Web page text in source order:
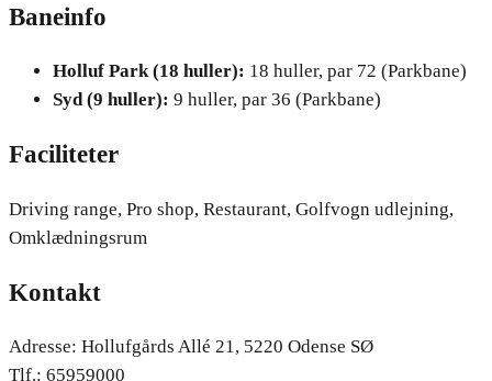
Baneinfo
Holluf Park (18 huller): 18 huller, par 72 (Parkbane)
Syd (9 huller): 9 huller, par 36 (Parkbane)
Faciliteter
Driving range, Pro shop, Restaurant, Golfvogn udlejning,
Omklædningsrum
Kontakt
Adresse: Hollufgårds Allé 21, 5220 Odense SØ
Tlf.: 65959000